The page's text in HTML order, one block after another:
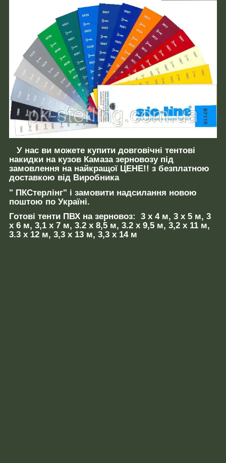
У нас ви можете купити довговічні тентові
накидки на кузов Камаза зерновозу під
замовлення на найкращої ЦЕНЕ!! з безплатною
доставкою від Виробника
" ПКСтерлінг" і замовити надсилання новою
поштою по Україні.
Готові тенти ПВХ на зерновоз:
3 х 4 м, 3 х 5 м, 3
х 6 м, 3,1 х 7 м, 3.2 х 8,5 м, 3.2 х 9,5 м, 3,2 х 11 м,
3.3 х 12 м, 3,3 х 13 м, 3,3 х 14 м